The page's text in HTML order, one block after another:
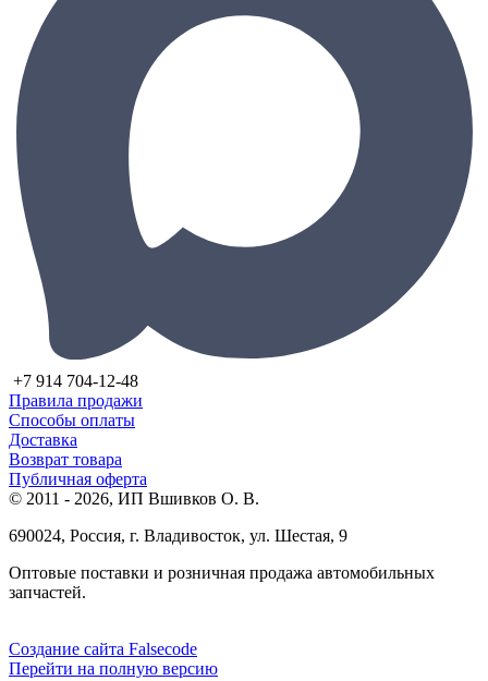
+7 914 704-12-48
Правила продажи
Способы оплаты
Доставка
Возврат товара
Публичная оферта
© 2011 - 2026, ИП Вшивков О. В.
690024, Россия, г. Владивосток, ул. Шестая, 9
Оптовые поставки и розничная продажа автомобильных
запчастей.
Создание сайта Falsecode
Перейти на полную версию